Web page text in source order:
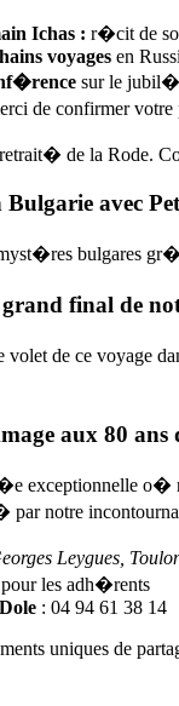
Ichas : r�cit de
voyagesen
sur le
de confirmer
de la Rode.
Bulgarie avec
bulgares
grand final de
de ce voyage
aux 80 ans
exceptionnelle
par notre
Leygues,
les adh�rents
: 04 94 61 38 14
uniques de